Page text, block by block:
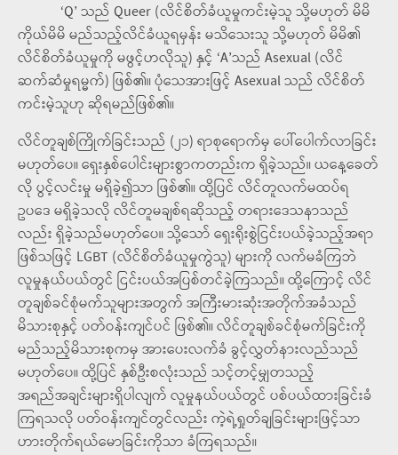
‘Q’ သည် Queer (လိင်စိတ်ခံယူမှုကင်းမဲ့သူ သို့မဟုတ် မိမိ
ကိုယ်မိမိ မည်သည့်လိင်ခံယူရမှန်း မသိသေးသူ သို့မဟုတ် မိမိ၏
လိင်စိတ်ခံယူမှုကို မဖွင့်ဟလိုသူ) နှင့် ‘A’သည် Asexual (လိင်
ဆက်ဆံမှုရမ္မက်) ဖြစ်၏။ ပုံသေအားဖြင့် Asexual သည် လိင်စိတ်
ကင်းမဲ့သူဟု ဆိုရမည်ဖြစ်၏။
လိင်တူချစ်ကြိုက်ခြင်းသည် (၂၁) ရာစုရောက်မှ ပေါ်ပေါက်လာခြင်း
မဟုတ်ပေ။ ရှေးနှစ်ပေါင်းများစွာကတည်းက ရှိခဲ့သည်။ ယနေ့ခေတ်
လို ပွင့်လင်းမှု မရှိခဲ့၍သာ ဖြစ်၏။ ထို့ပြင် လိင်တူလက်မထပ်ရ
ဥပဒေ မရှိခဲ့သလို လိင်တူမချစ်ရဆိုသည့် တရားဒေသနာသည်
လည်း ရှိခဲ့သည်မဟုတ်ပေ။ သို့သော် ရှေးရိုးစွဲငြင်းပယ်ခဲ့သည့်အရာ
ဖြစ်သဖြင့် LGBT (လိင်စိတ်ခံယူမှုကွဲသူ) များကို လက်မခံကြဘဲ
လူမှုနယ်ပယ်တွင် ငြင်းပယ်အပြစ်တင်ခဲ့ကြသည်။ ထို့ကြောင့် လိင်
တူချစ်ခင်စုံမက်သူများအတွက် အကြီးမားဆုံးအတိုက်အခံသည်
မိသားစုနှင့် ပတ်ဝန်းကျင်ပင် ဖြစ်၏။ လိင်တူချစ်ခင်စုံမက်ခြင်းကို
မည်သည့်မိသားစုကမှ အားပေးလက်ခံ ခွင့်လွှတ်နားလည်သည်
မဟုတ်ပေ။ ထို့ပြင် နှစ်ဦးစလုံးသည် သင့်တင့်မျှတသည့်
အရည်အချင်းများရှိပါလျက် လူမှုနယ်ပယ်တွင် ပစ်ပယ်ထားခြင်းခံ
ကြရသလို ပတ်ဝန်းကျင်တွင်လည်း ကဲ့ရဲ့ရှုတ်ချခြင်းများဖြင့်သာ
ဟားတိုက်ရယ်မောခြင်းကိုသာ ခံကြရသည်။